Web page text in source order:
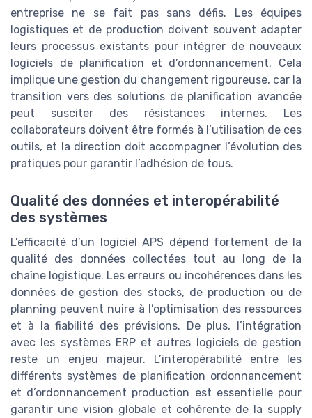
entreprise ne se fait pas sans défis. Les équipes
logistiques et de production doivent souvent adapter
leurs processus existants pour intégrer de nouveaux
logiciels de planification et d’ordonnancement. Cela
implique une gestion du changement rigoureuse, car la
transition vers des solutions de planification avancée
peut susciter des résistances internes. Les
collaborateurs doivent être formés à l’utilisation de ces
outils, et la direction doit accompagner l’évolution des
pratiques pour garantir l’adhésion de tous.
Qualité des données et interopérabilité
des systèmes
L’efficacité d’un logiciel APS dépend fortement de la
qualité des données collectées tout au long de la
chaîne logistique. Les erreurs ou incohérences dans les
données de gestion des stocks, de production ou de
planning peuvent nuire à l’optimisation des ressources
et à la fiabilité des prévisions. De plus, l’intégration
avec les systèmes ERP et autres logiciels de gestion
reste un enjeu majeur. L’interopérabilité entre les
différents systèmes de planification ordonnancement
et d’ordonnancement production est essentielle pour
garantir une vision globale et cohérente de la supply